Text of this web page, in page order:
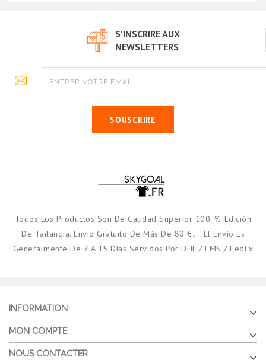
S'INSCRIRE AUX
NEWSLETTERS
SOUSCRIRE
Todos Los Productos Son De Calidad Superior 100 ％ Edición
De Tailandia. Envío Gratuito De Más De 80 €。 El Envío Es
Generalmente De 7 A 15 Días Servidos Por DHL / EMS / FedEx
INFORMATION
MON COMPTE
NOUS CONTACTER